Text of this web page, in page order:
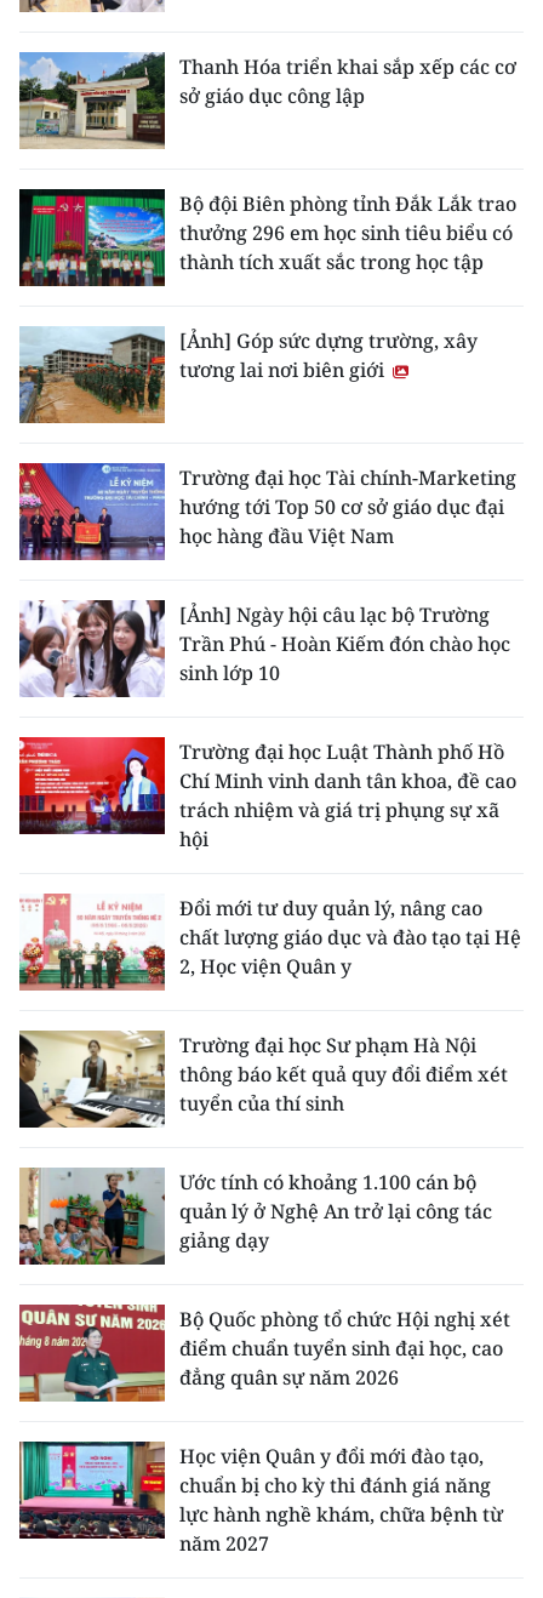
Thanh Hóa triển khai sắp xếp các cơ
sở giáo dục công lập
Bộ đội Biên phòng tỉnh Đắk Lắk trao
thưởng 296 em học sinh tiêu biểu có
thành tích xuất sắc trong học tập
[Ảnh] Góp sức dựng trường, xây
tương lai nơi biên giới
Trường đại học Tài chính-Marketing
hướng tới Top 50 cơ sở giáo dục đại
học hàng đầu Việt Nam
[Ảnh] Ngày hội câu lạc bộ Trường
Trần Phú - Hoàn Kiếm đón chào học
sinh lớp 10
Trường đại học Luật Thành phố Hồ
Chí Minh vinh danh tân khoa, đề cao
trách nhiệm và giá trị phụng sự xã
hội
Đổi mới tư duy quản lý, nâng cao
chất lượng giáo dục và đào tạo tại Hệ
2, Học viện Quân y
Trường đại học Sư phạm Hà Nội
thông báo kết quả quy đổi điểm xét
tuyển của thí sinh
Ước tính có khoảng 1.100 cán bộ
quản lý ở Nghệ An trở lại công tác
giảng dạy
Bộ Quốc phòng tổ chức Hội nghị xét
điểm chuẩn tuyển sinh đại học, cao
đẳng quân sự năm 2026
Học viện Quân y đổi mới đào tạo,
chuẩn bị cho kỳ thi đánh giá năng
lực hành nghề khám, chữa bệnh từ
năm 2027